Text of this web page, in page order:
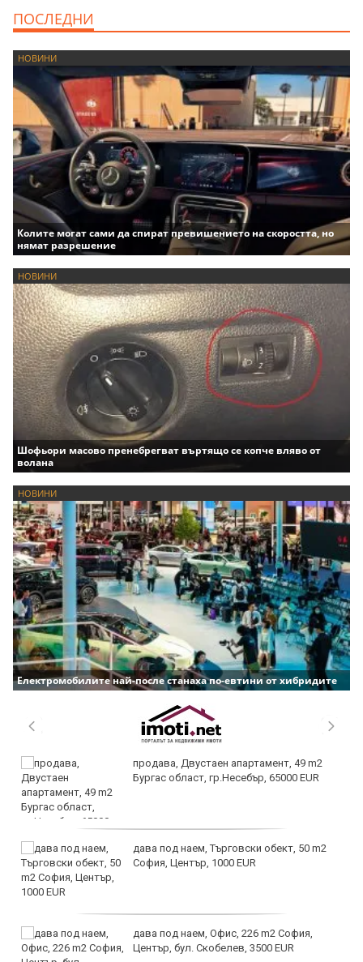
ПОСЛЕДНИ
НОВИНИ
Колите могат сами да спират превишението на скоростта, но
нямат разрешение
НОВИНИ
Шофьори масово пренебрегват въртящо се копче вляво от
волана
НОВИНИ
Електромобилите най-после станаха по-евтини от хибридите
продава, Двустаен апартамент, 49 m2
Бургас област, гр.Несебър, 65000 EUR
дава под наем, Търговски обект, 50 m2
София, Център, 1000 EUR
дава под наем, Офис, 226 m2 София,
Център, бул. Скобелев, 3500 EUR